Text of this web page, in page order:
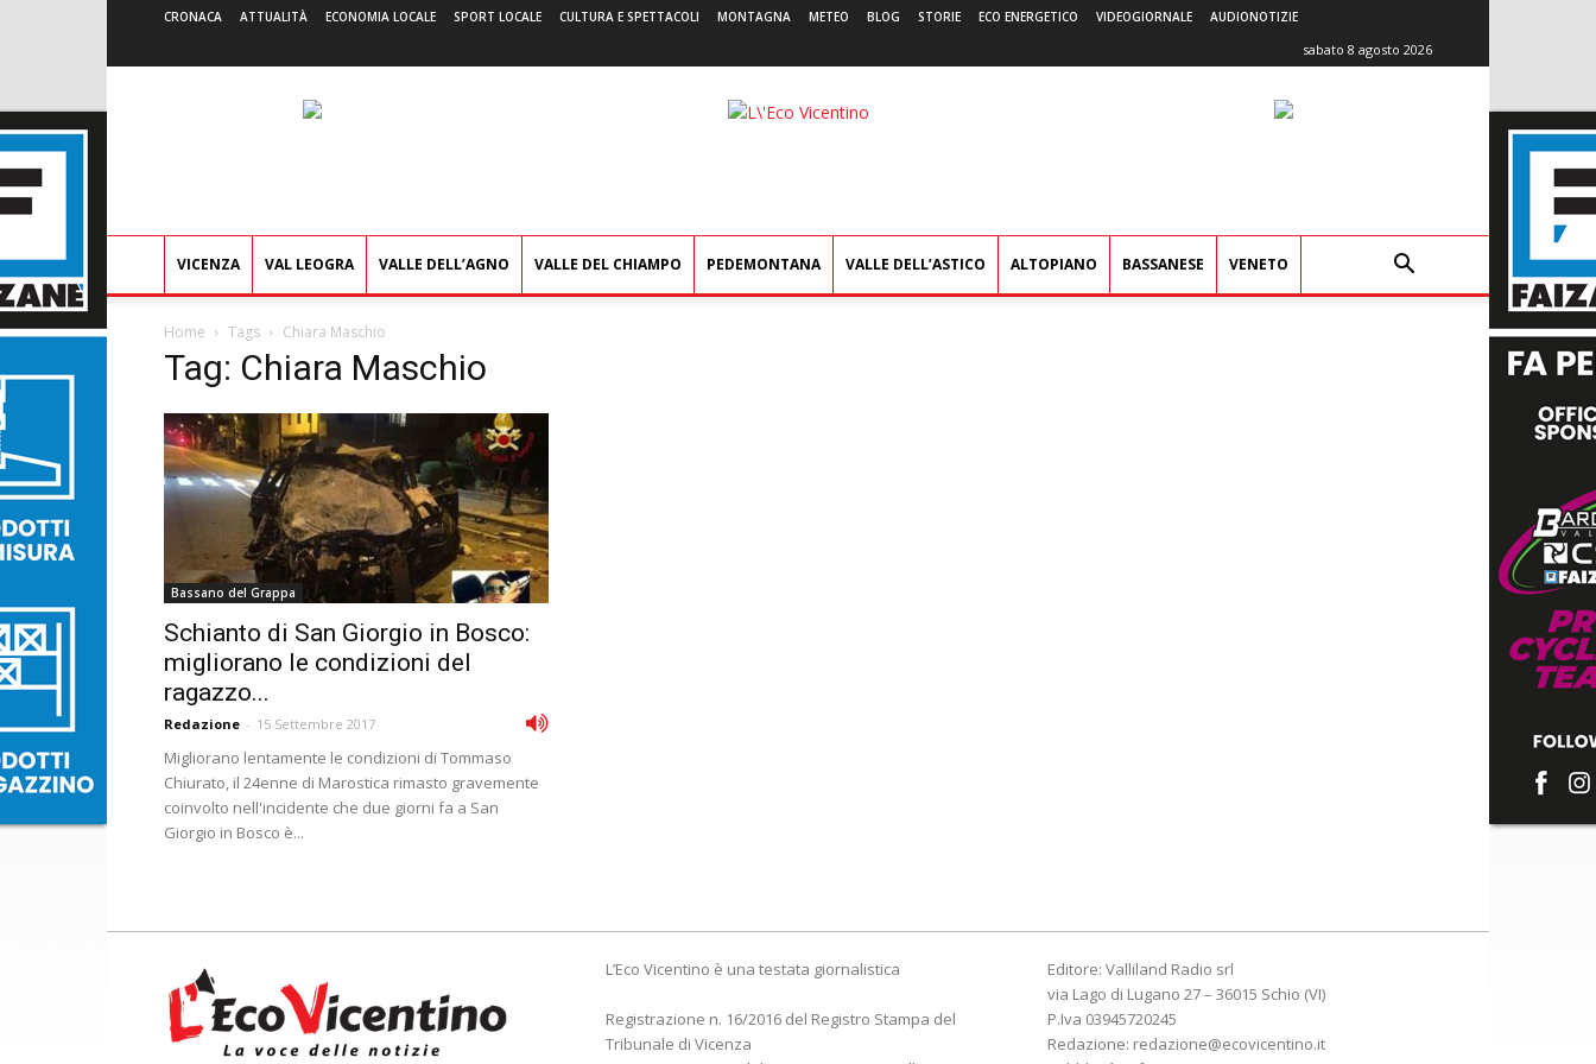
CRONACA ATTUALITÀ ECONOMIA LOCALE SPORT LOCALE CULTURA E SPETTACOLI MONTAGNA METEO BLOG STORIE ECO ENERGETICO VIDEOGIORNALE AUDIONOTIZIE
sabato 8 agosto 2026
L'Eco
VICENZA VAL LEOGRA VALLE DELL’AGNO VALLE DEL CHIAMPO PEDEMONTANA VALLE DELL’ASTICO ALTOPIANO BASSANESE VENETO
Home Tags Chiara Maschio
Tag: Chiara Maschio
Bassano del Grappa
Schianto di San Giorgio in Bosco:
migliorano le condizioni del
ragazzo...
Redazione - 15 Settembre 2017
Migliorano lentamente le condizioni di Tommaso
Chiurato, il 24enne di Marostica rimasto gravemente
coinvolto nell'incidente che due giorni fa a San
Giorgio in Bosco è...
L’Eco Vicentino è una testata giornalistica
Registrazione n. 16/2016 del Registro Stampa del
Tribunale di Vicenza
Editore: Valliland Radio srl
via Lago di Lugano 27 – 36015 Schio (VI)
P.Iva 03945720245
Redazione: redazione@ecovicentino.it